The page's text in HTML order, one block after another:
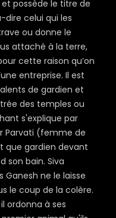
possède le titre de
dire celui qui les
ou donne le
attaché à la terre,
cette raison qu’on
entreprise. Il est
de gardien et
des temples ou
s'explique par
Parvati (femme de
que gardien devant
son bain. Siva
ne le laisse
le coup de la colère.
ordonna à ses